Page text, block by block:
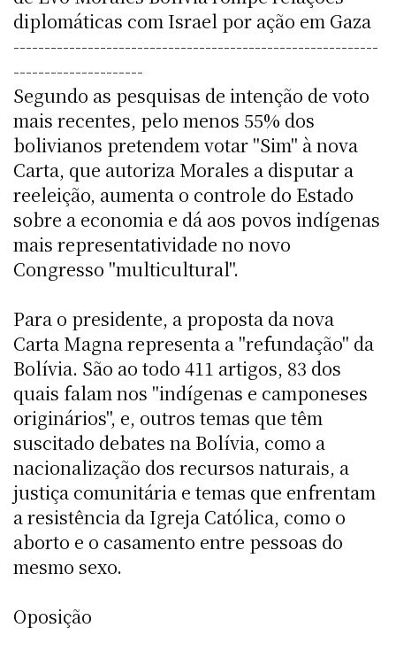
diplomáticas com Israel por ação em Gaza
-----------------------------------------------------------
---------------------
Segundo as pesquisas de intenção de voto
mais recentes, pelo menos 55% dos
bolivianos pretendem votar "Sim" à nova
Carta, que autoriza Morales a disputar a
reeleição, aumenta o controle do Estado
sobre a economia e dá aos povos indígenas
mais representatividade no novo
Congresso "multicultural".
Para o presidente, a proposta da nova
Carta Magna representa a "refundação" da
Bolívia. São ao todo 411 artigos, 83 dos
quais falam nos "indígenas e camponeses
originários", e, outros temas que têm
suscitado debates na Bolívia, como a
nacionalização dos recursos naturais, a
justiça comunitária e temas que enfrentam
a resistência da Igreja Católica, como o
aborto e o casamento entre pessoas do
mesmo sexo.
Oposição